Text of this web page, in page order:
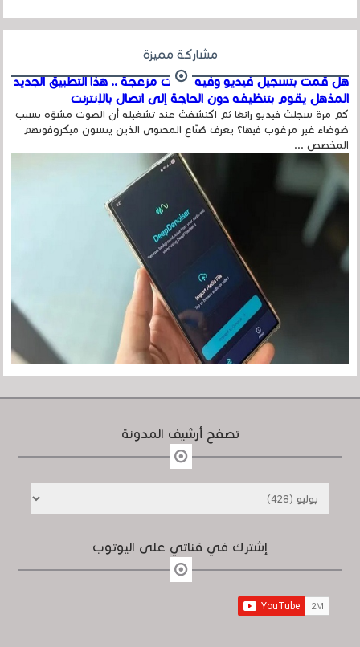
مشاركة مميزة
هل قمت بتسجيل فيديو وفيه أصوت مزعجة .. هذا التطبيق الجديد
المذهل يقوم بتنظيفه دون الحاجة إلى اتصال بالإنترنت
كم مرة سجلتَ فيديو رائعًا ثم اكتشفتَ عند تشغيله أن الصوت مشوّه بسبب
ضوضاء غير مرغوب فيها؟ يعرف صُنّاع المحتوى الذين ينسون ميكروفونهم
المخصص ...
تصفح أرشيف المدونة
إشترك في قناتي على اليوتوب